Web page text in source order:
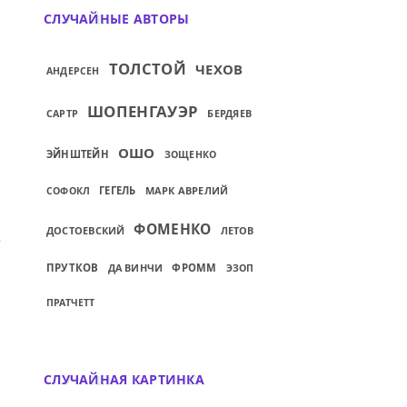
ОДИНОЧЕСТВА...
ЦИНИЗМ НЕНАВИЖУ ЗА ЕГО
СЛУЧАЙНЫЕ АВТОРЫ
АНДЕРСЕН ТОЛСТОЙ ЧЕХОВ
САРТР ШОПЕНГАУЭР БЕРДЯЕВ
ЭЙНШТЕЙН ОШО ЗОЩЕНКО
СОФОКЛ ГЕГЕЛЬ МАРК АВРЕЛИЙ
ДОСТОЕВСКИЙ ФОМЕНКО ЛЕТОВ
ПРУТКОВ ДА ВИНЧИ ФРОММ ЭЗОП
ПРАТЧЕТТ
СЛУЧАЙНАЯ КАРТИНКА